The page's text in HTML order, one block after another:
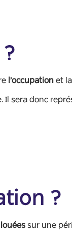
l’occupation et la
Il sera donc
?
sur une